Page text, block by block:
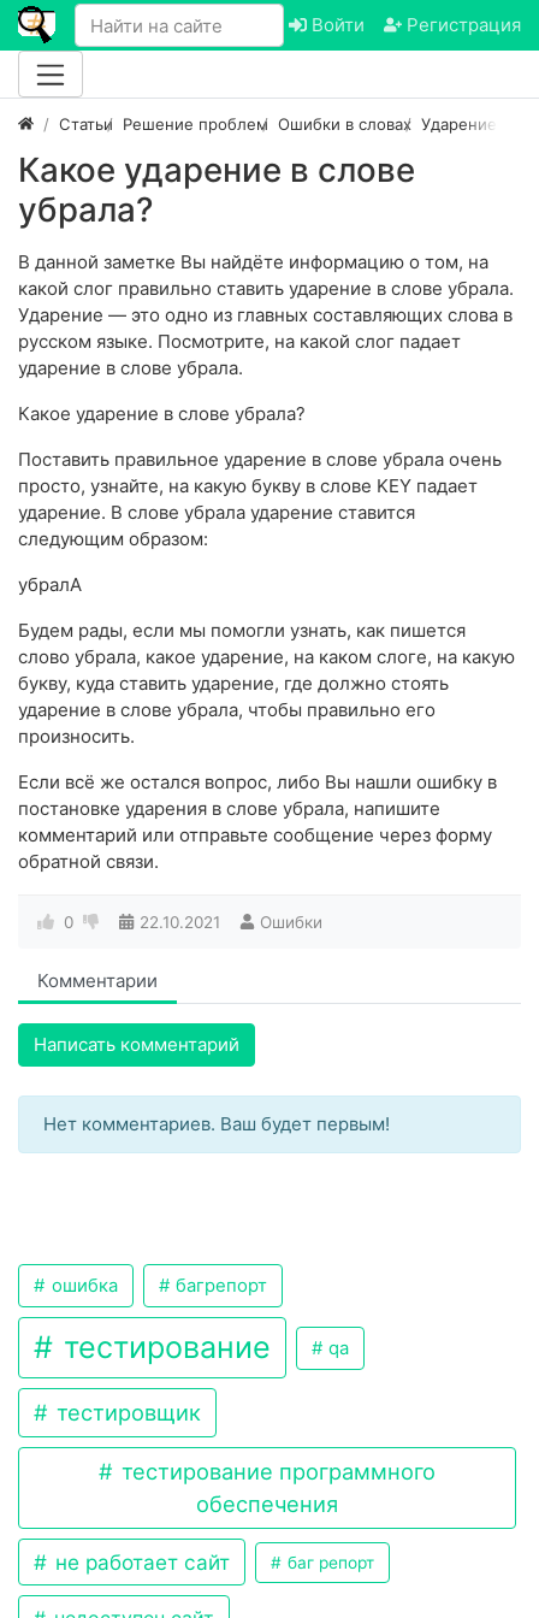
Войти Регистрация
Статьи Решение проблем Ошибки в словах Ударение в
Какое ударение в слове
убрала?
В данной заметке Вы найдёте информацию о том, на
какой слог правильно ставить ударение в слове убрала.
Ударение — это одно из главных составляющих слова в
русском языке. Посмотрите, на какой слог падает
ударение в слове убрала.
Какое ударение в слове убрала?
Поставить правильное ударение в слове убрала очень
просто, узнайте, на какую букву в слове KEY падает
ударение. В слове убрала ударение ставится
следующим образом:
убралА
Будем рады, если мы помогли узнать, как пишется
слово убрала, какое ударение, на каком слоге, на какую
букву, куда ставить ударение, где должно стоять
ударение в слове убрала, чтобы правильно его
произносить.
Если всё же остался вопрос, либо Вы нашли ошибку в
постановке ударения в слове убрала, напишите
комментарий или отправьте сообщение через форму
обратной связи.
0 22.10.2021 Ошибки
Комментарии
Написать комментарий
Нет комментариев. Ваш будет первым!
ошибка багрепорт
тестирование qa
тестировщик
тестирование программного
обеспечения
не работает сайт баг репорт